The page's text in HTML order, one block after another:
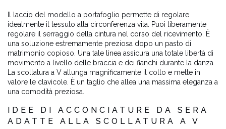
Il laccio del modello a portafoglio permette di regolare
idealmente il tessuto alla circonferenza vita. Puoi liberamente
regolare il serraggio della cintura nel corso del ricevimento. È
una soluzione estremamente preziosa dopo un pasto di
matrimonio copioso. Una tale linea assicura una totale libertà di
movimento a livello delle braccia e dei fianchi durante la danza.
La scollatura a V allunga magnificamente il collo e mette in
valore le clavicole. È un taglio che allea una massima eleganza a
una comodità preziosa.
IDEE DI ACCONCIATURE DA SERA
ADATTE ALLA SCOLLATURA A V